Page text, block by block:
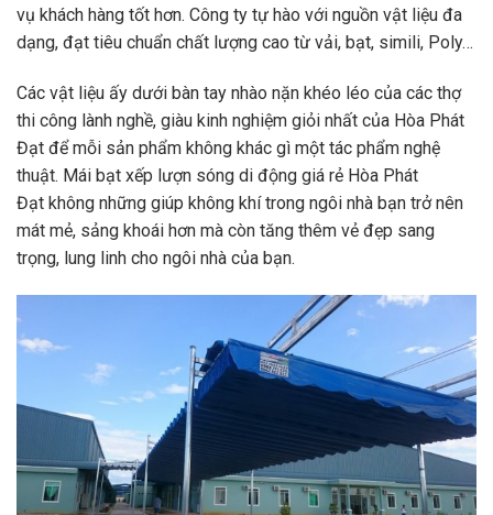
vụ khách hàng tốt hơn. Công ty tự hào với nguồn vật liệu đa
dạng, đạt tiêu chuẩn chất lượng cao từ vải, bạt, simili, Poly…
Các vật liệu ấy dưới bàn tay nhào nặn khéo léo của các thợ
thi công lành nghề, giàu kinh nghiệm giỏi nhất của Hòa Phát
Đạt để mỗi sản phẩm không khác gì một tác phẩm nghệ
thuật. Mái bạt xếp lượn sóng di động giá rẻ Hòa Phát
Đạt không những giúp không khí trong ngôi nhà bạn trở nên
mát mẻ, sảng khoái hơn mà còn tăng thêm vẻ đẹp sang
trọng, lung linh cho ngôi nhà của bạn.